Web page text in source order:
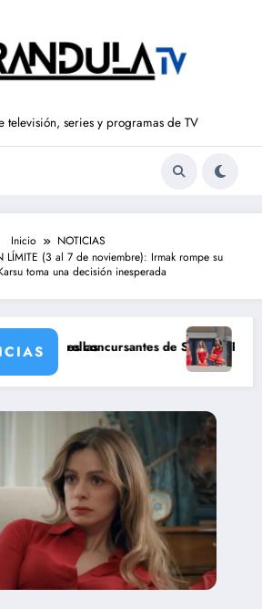
televisión, series y programas de TV
Inicio
NOTICIAS
LÍMITE (3 al 7 de noviembre): Irmak rompe su
toma una decisión inesperada
concursantes de Supervivientes All Stars 3
Prime Video